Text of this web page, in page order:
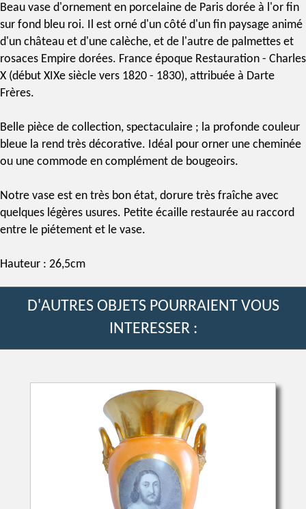
Beau vase d'ornement en porcelaine de Paris dorée à l'or fin
sur fond bleu roi. Il est orné d'un côté d'un fin paysage animé
d'un château et d'une calèche, et de l'autre de palmettes et
rosaces Empire dorées. France époque Restauration - Charles
X (début XIXe siècle vers 1820 - 1830), attribuée à Darte
Frères.
Belle pièce de collection, spectaculaire ; la profonde couleur
bleue la rend très décorative. Idéal pour orner une cheminée
ou une commode en complément de bougeoirs.
Notre vase est en très bon état, dorure très fraîche avec
quelques légères usures. Petite écaille restaurée au raccord
entre le piétement et le vase.
Hauteur : 26,5cm
D'AUTRES OBJETS POURRAIENT VOUS
INTERESSER :